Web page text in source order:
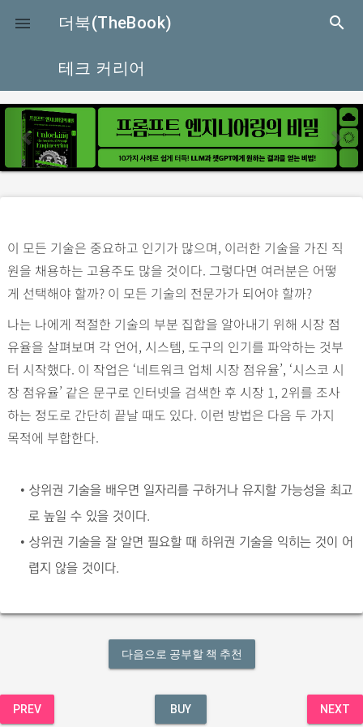
close
 더북(TheBook) search
테크 커리어
p
r
e
u
s
n
e
x
이 모든 기술은 중요하고 인기가 많으며, 이러한 기술을 가진 직
원을 채용하는 고용주도 많을 것이다. 그렇다면 여러분은 어떻
게 선택해야 할까? 이 모든 기술의 전문가가 되어야 할까?
나는 나에게 적절한 기술의 부분 집합을 알아내기 위해 시장 점
유율을 살펴보며 각 언어, 시스템, 도구의 인기를 파악하는 것부
터 시작했다. 이 작업은 ‘네트워크 업체 시장 점유율’, ‘시스코 시
장 점유율’ 같은 문구로 인터넷을 검색한 후 시장 1, 2위를 조사
하는 정도로 간단히 끝날 때도 있다. 이런 방법은 다음 두 가지
목적에 부합한다.
• 상위권 기술을 배우면 일자리를 구하거나 유지할 가능성을 최고
로 높일 수 있을 것이다.
• 상위권 기술을 잘 알면 필요할 때 하위권 기술을 익히는 것이 어
렵지 않을 것이다.
다음으로 공부할 책 추천
PREV BUY NEXT